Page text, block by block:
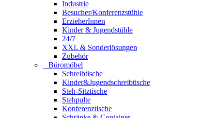
Industrie
Besucher/Konferenzstühle
ErzieherInnen
Kinder & Jugendstühle
24/7
XXL & Sonderlösungen
Zubehör
Büromöbel
Schreibtische
Kinder&Jugendschreibtische
Steh-Sitztische
Stehpulte
Konferenztische